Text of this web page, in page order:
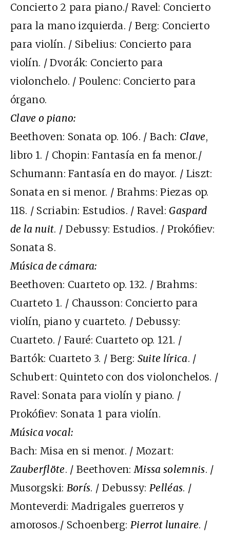
Concierto 2 para piano./ Ravel: Concierto
para la mano izquierda. / Berg: Concierto
para violín. / Sibelius: Concierto para
violín. / Dvorák: Concierto para
violonchelo. / Poulenc: Concierto para
órgano.
Clave o piano:
Beethoven: Sonata op. 106. / Bach: Clave,
libro 1. / Chopin: Fantasía en fa menor./
Schumann: Fantasía en do mayor. / Liszt:
Sonata en si menor. / Brahms: Piezas op.
118. / Scriabin: Estudios. / Ravel:Gaspard
de la nuit. / Debussy: Estudios. / Prokófiev:
Sonata 8.
Música de cámara:
Beethoven: Cuarteto op. 132. / Brahms:
Cuarteto 1. / Chausson: Concierto para
violín, piano y cuarteto. / Debussy:
Cuarteto. / Fauré: Cuarteto op. 121. /
Bartók: Cuarteto 3. / Berg: Suite lírica. /
Schubert: Quinteto con dos violonchelos. /
Ravel: Sonata para violín y piano. /
Prokófiev: Sonata 1 para violín.
Música vocal:
Bach: Misa en si menor. / Mozart:
Zauberflöte. / Beethoven:Missa solemnis. /
Musorgski: Borís. / Debussy: Pelléas. /
Monteverdi: Madrigales guerreros y
amorosos./ Schoenberg: Pierrot lunaire. /